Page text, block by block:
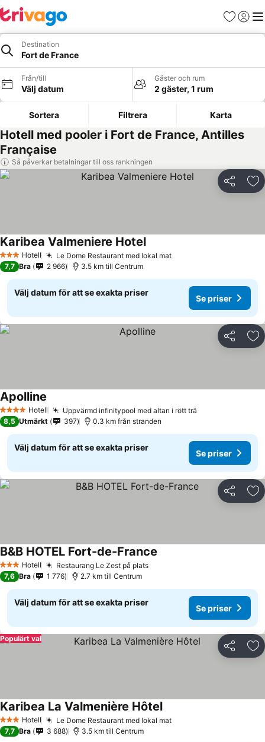
Favoriter
Logga
Destination
Fort de France
Från/till
Välj datum
Gäster och rum
2 gäster, 1 rum
Sortera Filtrera Karta
Hotell med pooler i Fort de France, Antilles
Française
Så påverkar betalningar till oss rankningen
Dela
3 StjärnorHotell Le Dome Restaurant med lokal mat
Karibea Valmeniere Hotel
7,7 Bra 2 966 3.5 km till Centrum
Välj datum för att se exakta priser
Se priser
Dela
4 StjärnorHotell Uppvärmd infinitypool med altan i rött trä
Apolline
8,5 Utmärkt 397 0.3 km från stranden
Välj datum för att se exakta priser
Se priser
Dela
3 StjärnorHotell Restaurang Le Zest på plats
B&B HOTEL Fort-de-France
7,6 Bra 1 776 2.7 km till Centrum
Välj datum för att se exakta priser
Se priser
Dela
Populärt val
3 StjärnorHotell Le Dome Restaurant med lokal mat
Karibea La Valmenière Hôtel
7,7 Bra 3 688 3.5 km till Centrum